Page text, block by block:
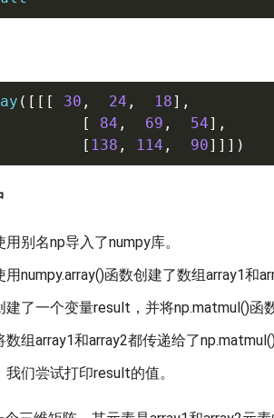
( [ [ [ 30 , 24 , 18] ,
[
84 , 69 , 54] ,
[ 138 , 114 , 90] ] ] )
用别名np导入了numpy库。
用numpy.array()函数创建了数组array1和
建了一个变量result，并将np.matmul()函
数组array1和array2都传递给了np.matmul()
我们尝试打印result的值。